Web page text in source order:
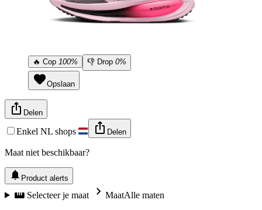
🔥 Cop 100% 👎 Drop 0%
Opslaan
Delen
Enkel NL shops Delen
Maat niet beschikbaar?
Product alerts
Selecteer je maat MaatAlle maten